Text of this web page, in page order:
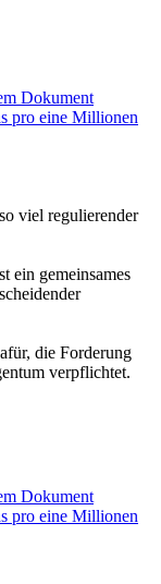
Dokument
pro eine Millionen
viel regulierender
ein gemeinsames
die Forderung
verpflichtet.
Dokument
pro eine Millionen